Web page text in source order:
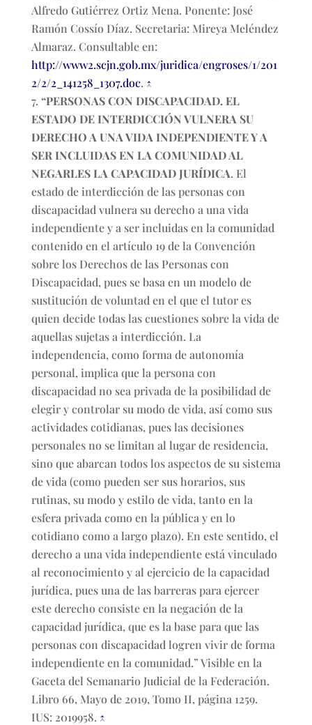
Alfredo Gutiérrez Ortiz Mena. Ponente: José
Ramón Cossío Díaz. Secretaria: Mireya Meléndez
Almaraz. Consultable en:
http://www2.scjn.gob.mx/juridica/engroses/1/201
2/2/2_141258_1307.doc. ↑
“PERSONAS CON DISCAPACIDAD. EL
ESTADO DE INTERDICCIÓN VULNERA SU
DERECHO A UNA VIDA INDEPENDIENTE Y A
SER INCLUIDAS EN LA COMUNIDAD AL
NEGARLES LA CAPACIDAD JURÍDICA. El
estado de interdicción de las personas con
discapacidad vulnera su derecho a una vida
independiente y a ser incluidas en la comunidad
contenido en el artículo 19 de la Convención
sobre los Derechos de las Personas con
Discapacidad, pues se basa en un modelo de
sustitución de voluntad en el que el tutor es
quien decide todas las cuestiones sobre la vida de
aquellas sujetas a interdicción. La
independencia, como forma de autonomía
personal, implica que la persona con
discapacidad no sea privada de la posibilidad de
elegir y controlar su modo de vida, así como sus
actividades cotidianas, pues las decisiones
personales no se limitan al lugar de residencia,
sino que abarcan todos los aspectos de su sistema
de vida (como pueden ser sus horarios, sus
rutinas, su modo y estilo de vida, tanto en la
esfera privada como en la pública y en lo
cotidiano como a largo plazo). En este sentido, el
derecho a una vida independiente está vinculado
al reconocimiento y al ejercicio de la capacidad
jurídica, pues una de las barreras para ejercer
este derecho consiste en la negación de la
capacidad jurídica, que es la base para que las
personas con discapacidad logren vivir de forma
independiente en la comunidad.” Visible en la
Gaceta del Semanario Judicial de la Federación.
Libro 66, Mayo de 2019, Tomo II, página 1259.
IUS: 2019958. ↑